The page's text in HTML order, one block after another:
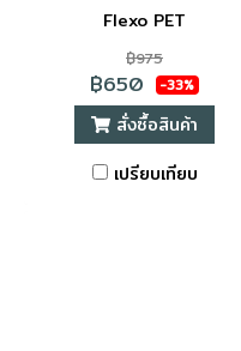
Flexo PET
฿975
฿650 -33%
สั่งซื้อสินค้า
เปรียบเทียบ